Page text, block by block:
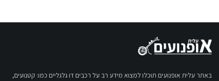
באתר עלית אופנועים תוכלו למצוא מידע רב על רכבים דו גלגליים כמו: קטנועים,